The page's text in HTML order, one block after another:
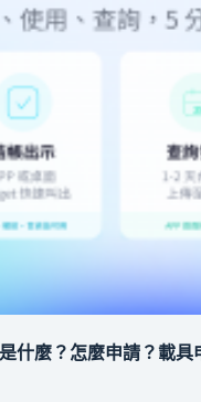
什麼？怎麼申請？載具